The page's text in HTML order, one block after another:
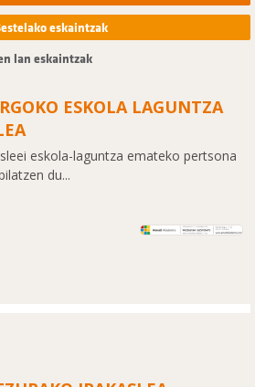
eskaintzak
lan eskaintzak
ESKOLA LAGUNTZA
eskola-laguntza emateko pertsona
du...